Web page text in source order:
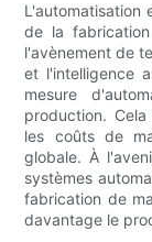
L'automatisation
de la
l'avènement de
et l'intelligence
mesure
production.
les coûts de
globale. À
systèmes
fabrication de
davantage le